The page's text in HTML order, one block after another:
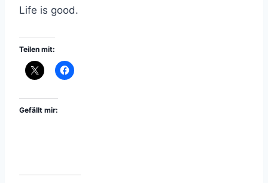
Life is good.
Teilen mit:
Gefällt mir: